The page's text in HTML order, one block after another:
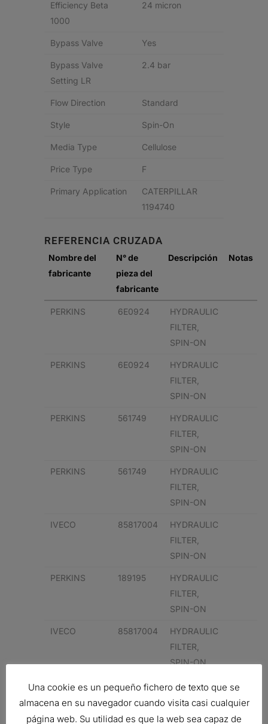
Efficiency Beta
1000
24 micron
Bypass Valve Yes
Bypass Valve
Setting LR
2.4 bar
Flow Direction Standard
Style Spin-On
Media Type Cellulose
Price Type F
Primary Application
CATERPILLAR
1194740
REFERENCIA CRUZADA
Nombre del
fabricante
N° de
pieza del
fabricante
Descripción Notas
PERKINS 6E0924
HYDRAULIC
FILTER,
SPIN-ON
PERKINS 6E0924
HYDRAULIC
FILTER,
SPIN-ON
PERKINS 561749
HYDRAULIC
FILTER,
SPIN-ON
PERKINS 561749
HYDRAULIC
FILTER,
SPIN-ON
IVECO 85817004
HYDRAULIC
FILTER,
SPIN-ON
PERKINS 189195
HYDRAULIC
FILTER,
SPIN-ON
IVECO 85817004
HYDRAULIC
FILTER,
SPIN-ON
9968353
HYDRAULIC
FILTER,
SPIN-ON
Una cookie es un pequeño fichero de texto que se
almacena en su navegador cuando visita casi cualquier
página web. Su utilidad es que la web sea capaz de